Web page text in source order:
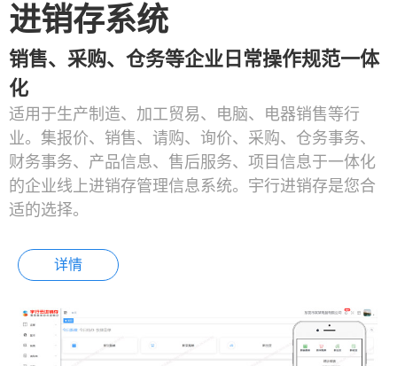
进销存系统
销售、采购、仓务等企业日常操作规范一体
化
适用于生产制造、加工贸易、电脑、电器销售等行
业。集报价、销售、请购、询价、采购、仓务事务、
财务事务、产品信息、售后服务、项目信息于一体化
的企业线上进销存管理信息系统。宇行进销存是您合
适的选择。
详情